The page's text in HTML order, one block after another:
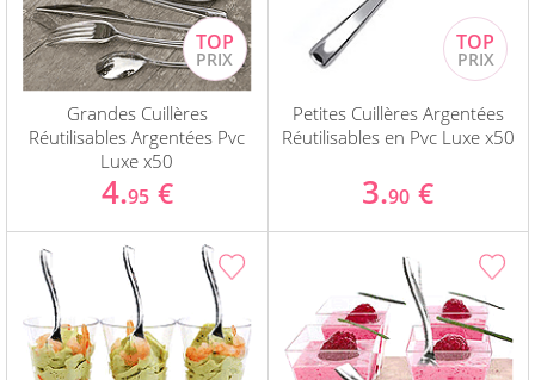
Grandes Cuillères
Réutilisables Argentées Pvc
Luxe x50
4.95 €
Petites Cuillères Argentées
Réutilisables en Pvc Luxe x50
3.90 €